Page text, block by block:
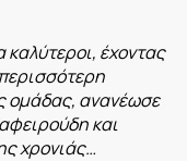
έχοντας
ομάδας, ανανέωσε
και
χρονιάς…